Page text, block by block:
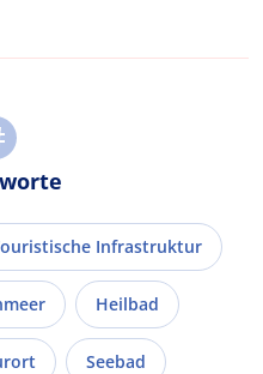
Infrastruktur
Heilbad
Seebad